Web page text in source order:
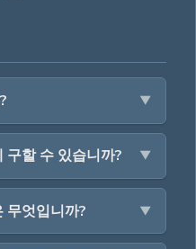
구할 수 있습니까?
무엇입니까?